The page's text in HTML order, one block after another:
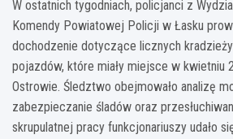
W ostatnich tygodniach, policjanci z
Komendy Powiatowej Policji w Łasku
dochodzenie dotyczące licznych kradzieży
pojazdów, które miały miejsce w kwietniu
Ostrowie. Śledztwo obejmowało analizę
zabezpieczanie śladów oraz
skrupulatnej pracy funkcjonariuszy udało